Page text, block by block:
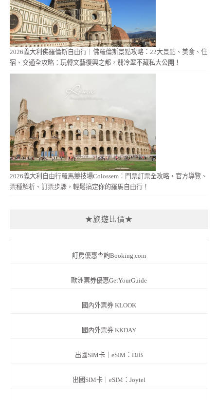
2026義大利佛羅倫斯自由行｜佛羅倫斯景點攻略：22大景點、美食、住
宿、交通全攻略：玩轉文藝復興之都，翡冷翠不藏私大公開！
2026義大利自由行羅馬競技場Colossem：門票訂票全攻略，官方導覽、
票種解析、訂票步驟，輕鬆搞定你的羅馬自由行！
★旅遊比價★
訂房優惠查詢Booking.com
歐洲票券優惠GetYourGuide
國內外票券 KLOOK
國內外票券 KKDAY
出國SIM卡｜eSIM：DJB
出國SIM卡｜eSIM：Joytel